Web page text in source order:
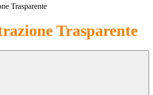
Trasparente
Trasparente